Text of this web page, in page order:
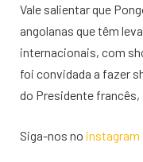
Vale salientar que
angolanas que têm
internacionais, com
foi convidada a fazer
do Presidente francês,
Siga-nos no instagram